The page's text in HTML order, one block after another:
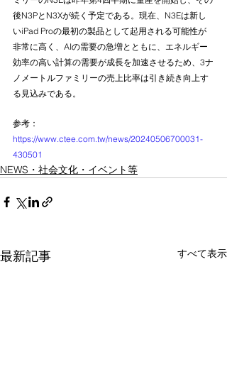
後N3PとN3Xが続く予定である。現在、N3Eは新し
いiPad Proの最初の製品として起用される可能性が
非常に高く、AIの需要の急増とともに、エネルギー
効率の高い計算の需要が成長を加速させるため、3ナ
ノメートルファミリーの売上比率は引き続き向上す
る見込みである。
参考：
https://www.ctee.com.tw/news/20240506700031-
430501
NEWS・社会文化・イベント等
最新記事 すべて表示